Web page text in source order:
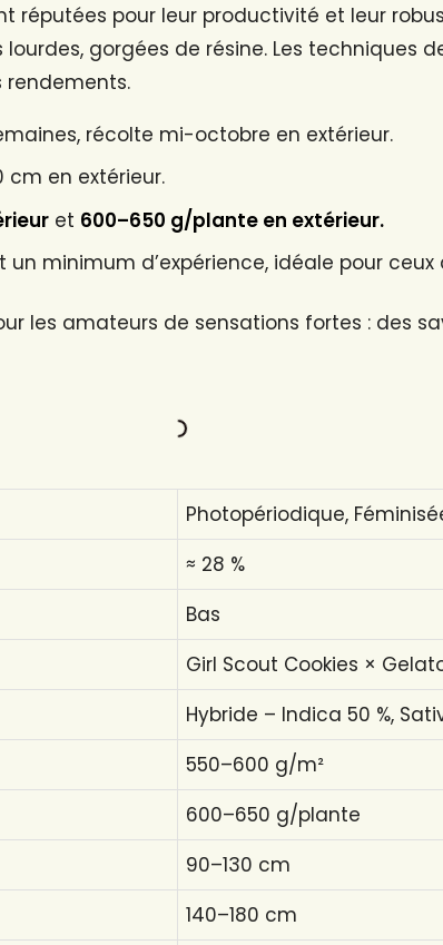
réputées pour leur productivité et leur
gorgées de résine. Les techniques
récolte mi-octobre en extérieur.
cm en extérieur.
et 600–650 g/plante en extérieur.
minimum d’expérience, idéale pour
les amateurs de sensations fortes : des
Photopériodique,
≈ 28 %
Bas
Girl Scout Cookies ×
Hybride – Indica 50 %,
550–600 g/m²
600–650 g/plante
90–130 cm
140–180 cm